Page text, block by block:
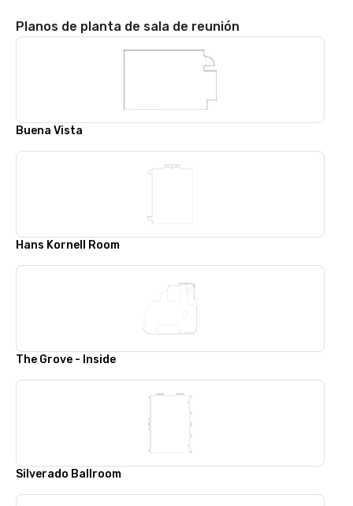
Planos de planta de sala de reunión
Buena Vista
Hans Kornell Room
The Grove - Inside
Silverado Ballroom